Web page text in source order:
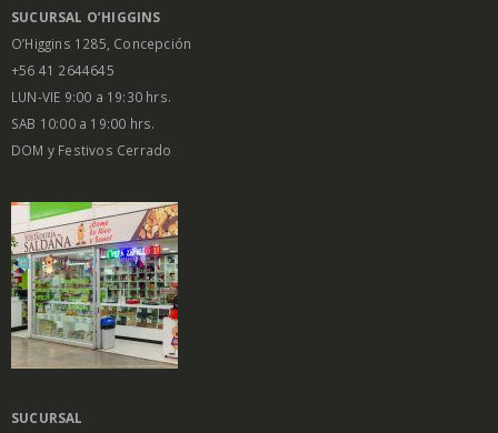
SUCURSAL O’HIGGINS
O’Higgins 1285, Concepción
+56 41 2644645
LUN-VIE 9:00 a 19:30 hrs.
SAB 10:00 a 19:00 hrs.
DOM y Festivos Cerrado
SUCURSAL